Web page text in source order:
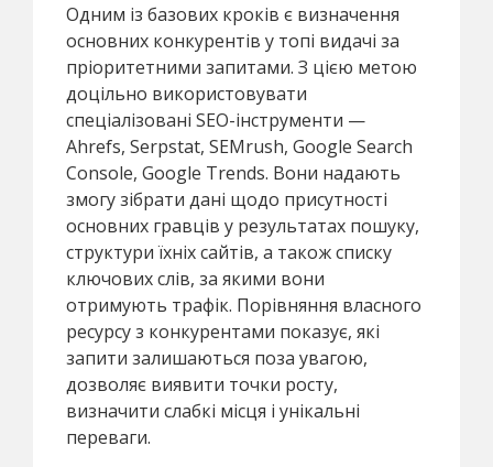
Одним із базових кроків є визначення
основних конкурентів у топі видачі за
пріоритетними запитами. З цією метою
доцільно використовувати
спеціалізовані SEO-інструменти —
Ahrefs, Serpstat, SEMrush, Google Search
Console, Google Trends. Вони надають
змогу зібрати дані щодо присутності
основних гравців у результатах пошуку,
структури їхніх сайтів, а також списку
ключових слів, за якими вони
отримують трафік. Порівняння власного
ресурсу з конкурентами показує, які
запити залишаються поза увагою,
дозволяє виявити точки росту,
визначити слабкі місця і унікальні
переваги.